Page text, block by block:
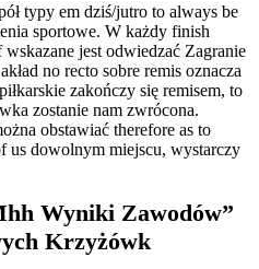
typy em dziś/jutro to always be
sportowe. W każdy finish
jest odwiedzać Zagranie
no recto sobre remis oznacza
zakończy się remisem, to
zostanie nam zwrócona.
obstawiać therefore as to
us dowolnym miejscu, wystarczy
Wyniki Zawodów”
Krzyżówk